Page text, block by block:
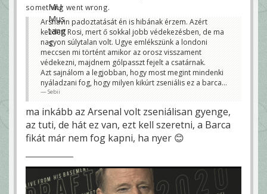
something went wrong.
Arshavin padoztatását én is hibának érzem. Azért
kezdett Rosi, mert ő sokkal jobb védekezésben, de ma
nagyon súlytalan volt. Ugye emlékszünk a londoni
meccsen mi történt amikor az orosz visszament
védekezni, majdnem gólpasszt fejelt a csatárnak.
Azt sajnálom a legjobban, hogy most megint mindenki
nyáladzani fog, hogy milyen kikúrt zseniális ez a barca...
Sebii
ma inkább az Arsenal volt zseniálisan gyenge,
az tuti, de hát ez van, ezt kell szeretni, a Barca
fikát már nem fog kapni, ha nyer 😊